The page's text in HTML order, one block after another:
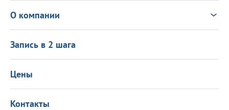
Консультация Онлайн
Выезд врача на дом
Новости
Политика в области качества
Подарочные сертификаты
Программа лояльности
О компании
Информация для пациентов
Лицензиии
Вакансии
Политика конфиденциальности
Запись в 2 шага
Цены
Контакты